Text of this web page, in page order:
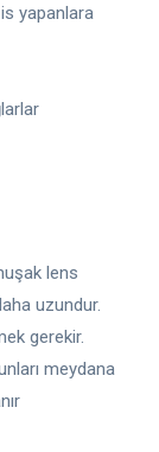
yapanlara
lens
uzundur.
gerekir.
meydana